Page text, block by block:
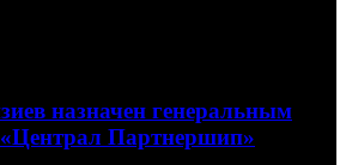
назначен генеральным
Партнершип»